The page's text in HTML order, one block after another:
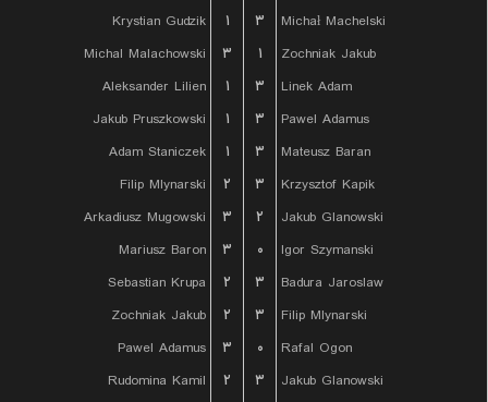
Krystian Gudzik
۱ ۳
Michał Machelski
Michal Malachowski
۳ ۱
Zochniak Jakub
Aleksander Lilien
۱ ۳
Linek Adam
Jakub Pruszkowski
۱ ۳
Pawel Adamus
Adam Staniczek
۱ ۳
Mateusz Baran
Filip Mlynarski
۲ ۳
Krzysztof Kapik
Arkadiusz Mugowski
۳ ۲
Jakub Glanowski
Mariusz Baron
۳ ۰
Igor Szymanski
Sebastian Krupa
۲ ۳
Badura Jaroslaw
Zochniak Jakub
۲ ۳
Filip Mlynarski
Pawel Adamus
۳ ۰
Rafal Ogon
Rudomina Kamil
۲ ۳
Jakub Glanowski